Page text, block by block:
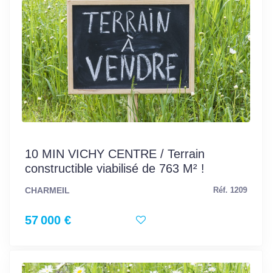
10 MIN VICHY CENTRE / Terrain
constructible viabilisé de 763 M² !
CHARMEIL Réf. 1209
57 000 €